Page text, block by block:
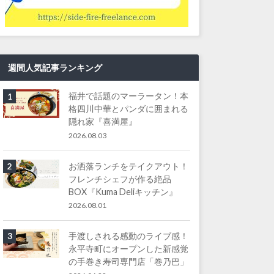
週間人気記事ランキング
1
福井で話題のマーラータン！本
格四川中華とパンダに囲まれる
隠れ家『喜満屋』
2026.08.03
2
お洒落ランチをテイクアウト！
フレンチシェフが作る絶品
BOX『Kuma Deliキッチン』
2026.08.01
3
手渡しされる感動のライブ感！
永平寺町にオープンした新感覚
の手巻き寿司専門店「巻乃巴」